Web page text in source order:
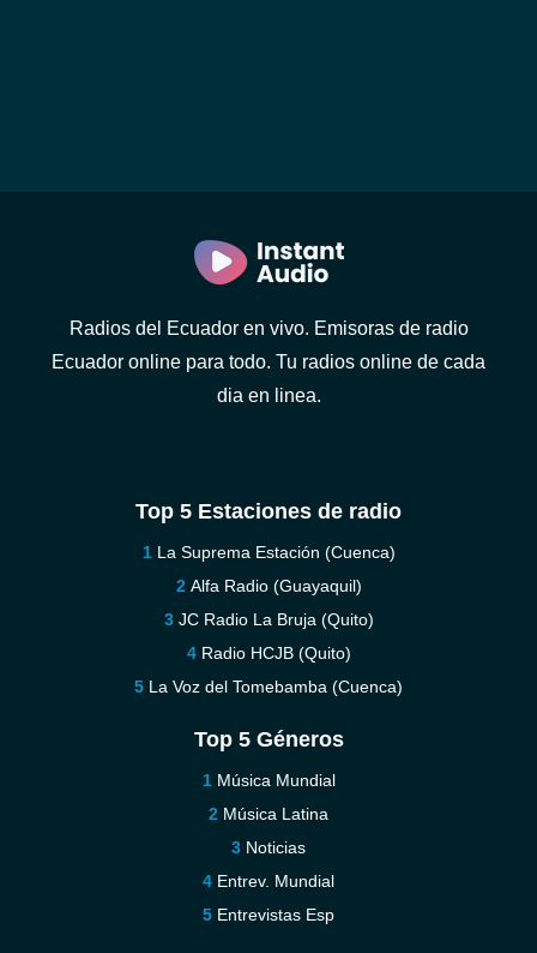
Radios del Ecuador en vivo. Emisoras de radio
Ecuador online para todo. Tu radios online de cada
dia en linea.
Top 5 Estaciones de radio
La Suprema Estación (Cuenca)
Alfa Radio (Guayaquil)
JC Radio La Bruja (Quito)
Radio HCJB (Quito)
La Voz del Tomebamba (Cuenca)
Top 5 Géneros
Música Mundial
Música Latina
Noticias
Entrev. Mundial
Entrevistas Esp